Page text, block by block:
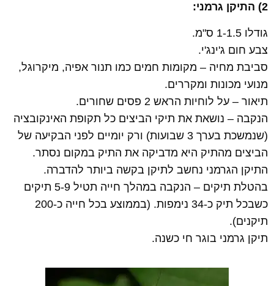
2) התיקן גרמני:
גודלו 1-1.5 ס"מ.
צבע חום ג'ינג'י.
סביבת מחיה – מקומות חמים כמו תנור אפיה, מיקרוגל,
מנועי מכונות ומקררים.
תיאור – על לוחיות הראש 2 פסים שחורים.
הנקבה – נושאת את תיקי הביצים כל תקופת האינקובציה
(שנמשכת בערך 3 שבועות) ורק יומיים לפני הבקיעה של
הביצים מהתיק היא מדביקה את התיק במקום נסתר.
התיקן הגרמני נחשב לתיקן בקשה ביותר להדברה.
בהטלת תיקים – הנקבה במהלך חייה תטיל 5-9 תיקים
כשבכל תיק כ-34 נימפות. (בממוצע בכל חייה כ-200
תיקנים).
תיקן גרמני בוגר חי כשנה.